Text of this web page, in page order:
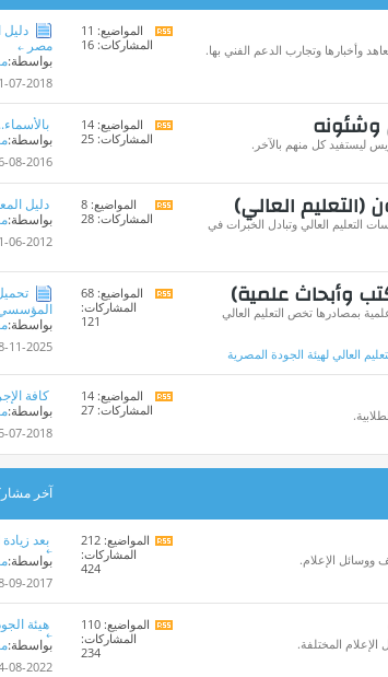
وأخبارها وتجارب الدعم الفني بها.
مشاهدة
تغذيات
المواضيع: 11
المشاركات: 16
مصر
بواسطة:
07-2018,
وشئونه
ليستفيد كل منهم بالآخر.
مشاهدة
تغذيات
المواضيع: 14
المشاركات: 25
بواسطة:
08-2016,
(التعليم العالي)
التعليم العالي وتبادل الخبرات في
مشاهدة
تغذيات
المواضيع: 8
المشاركات: 28
دليل
بواسطة:
06-2012,
وأبحاث علمية)
بمصادرها تخص التعليم العالي
العالي لهيئة الجودة المصرية
مشاهدة
تغذيات
المواضيع: 68
المشاركات:
121
بواسطة:
11-2025,
مشاهدة
تغذيات
المواضيع: 14
المشاركات: 27
كافة
بواسطة:
07-2018,
آخر
ووسائل الإعلام.
مشاهدة
تغذيات
المواضيع: 212
المشاركات:
424
بعد زيادة الـ14%..
بواسطة:
09-2017,
الإعلام المختلفة.
مشاهدة
تغذيات
المواضيع: 110
المشاركات:
234
هيئة
بواسطة:
08-2022,